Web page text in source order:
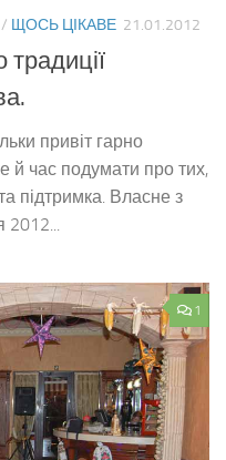
/ ЩОСЬ ЦІКАВЕ 21.01.2012
привіт гарно
й час подумати про тих,
підтримка. Власне з
2012...
1